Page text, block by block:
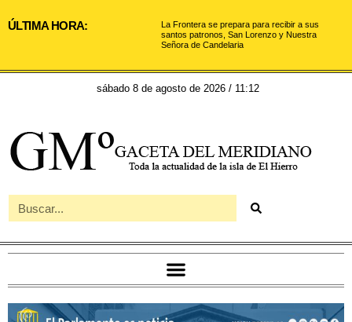
ÚLTIMA HORA:
La Frontera se prepara para recibir a sus
santos patronos, San Lorenzo y Nuestra
Señora de Candelaria
sábado 8 de agosto de 2026 / 11:12